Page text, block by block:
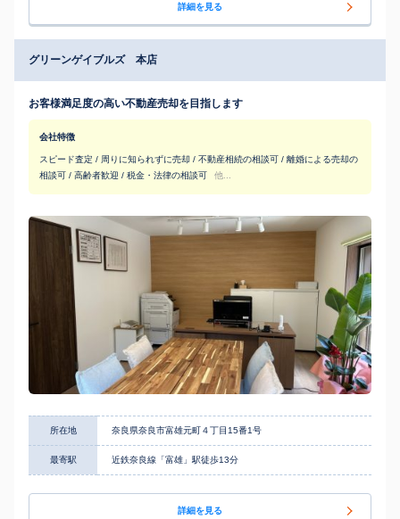
詳細を見る
グリーンゲイブルズ 本店
お客様満足度の高い不動産売却を目指します
会社特徴
スピード査定 / 周りに知られずに売却 / 不動産相続の相談可 / 離婚による売却の
相談可 / 高齢者歓迎 / 税金・法律の相談可
他...
所在地 奈良県奈良市富雄元町４丁目15番1号
最寄駅 近鉄奈良線「富雄」駅徒歩13分
詳細を見る